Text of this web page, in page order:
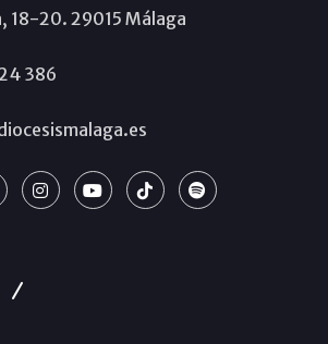
18-20. 29015 Málaga
386